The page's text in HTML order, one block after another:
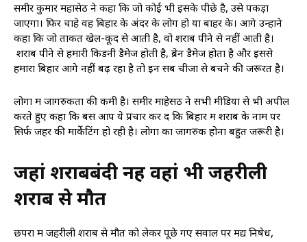
समीर कुमार महासेठ ने कहा कि जो कोई भी इसके पीछे है, उसे पकड़ा
जाएगा। फिर चाहे वह बिहार के अंदर के लोग हो या बाहर के। आगे उन्होंने
कहा कि जो ताकत खेल-कूद से आती है, वो शराब पीने से नहीं आती है।
शराब पीने से हमारी किडनी डैमेज होती है, ब्रेन डैमेज होता है और इससे
हमारा बिहार आगे नहीं बढ़ रहा है तो इन सब चीजों से बचने की जरूरत है।
लोगों में जागरुकता की कमी है। समीर माहेसठ ने सभी मीडिया से भी अपील
करते हुए कहा कि बस आप ये प्रचार कर दें कि बिहार में शराब के नाम पर
सिर्फ जहर की मार्केटिंग हो रही है। लोगों का जागरुक होना बहुत जरूरी है।
जहां शराबबंदी नहीं वहां भी जहरीली
शराब से मौत
छपरा में जहरीली शराब से मौत को लेकर पूछे गए सवाल पर मद्य निषेध,